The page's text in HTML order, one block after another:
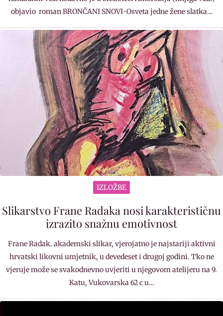
objavio roman BRONČANI SNOVI-Osveta jedne žene slatka…
IZLOŽBE
Slikarstvo Frane Radaka nosi karakterističnu
izrazito snažnu emotivnost
Frane Radak. akademski slikar, vjerojatno je najstariji aktivni
hrvatski likovni umjetnik, u devedeset i drugoj godini. Tko ne
vjeruje može se svakodnevno uvjeriti u njegovom atelijeru na 9.
Katu, Vukovarska 62 c u…